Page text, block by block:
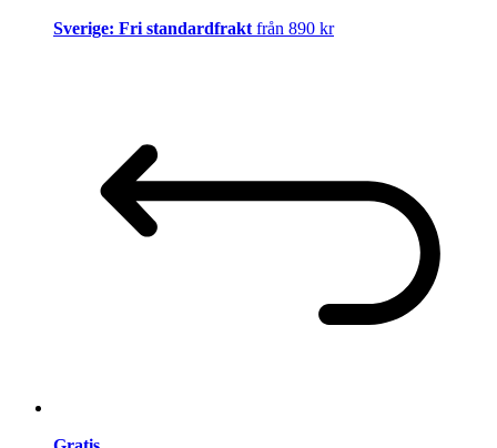
Sverige: Fri standardfrakt från 890 kr